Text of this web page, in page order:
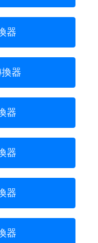
器
換器
器
器
器
器